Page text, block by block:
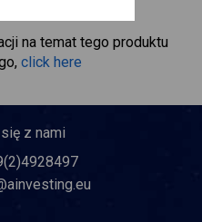
na temat tego produktu
click here
z nami